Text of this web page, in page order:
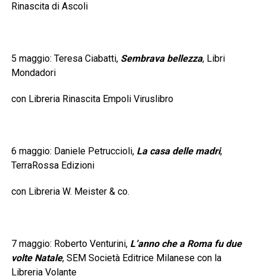
Rinascita di Ascoli
5 maggio: Teresa Ciabatti, Sembrava bellezza, Libri
Mondadori
con Libreria Rinascita Empoli Viruslibro
6 maggio: Daniele Petruccioli, La casa delle madri,
TerraRossa Edizioni
con Libreria W. Meister & co.
7 maggio: Roberto Venturini, L’anno che a Roma fu due
volte Natale, SEM Società Editrice Milanese con la
Libreria Volante